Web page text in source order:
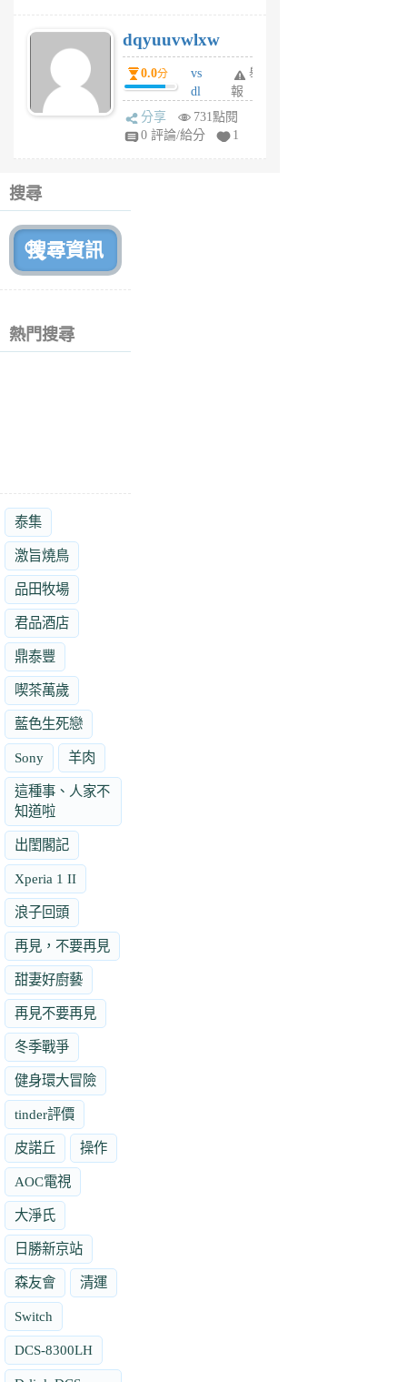
6
個
月
前
dqyuuvwlxw
0.0分
vs
dl
sq
fy
舉
報
分享
731點閱
0 評論/給分
1
搜尋
熱門搜尋
泰集
激旨燒鳥
品田牧場
君品酒店
鼎泰豐
喫茶萬歲
藍色生死戀
Sony 羊肉
這種事、人家不
知道啦
出閨閣記
Xperia 1 II
浪子回頭
再見，不要再見
甜妻好廚藝
再見不要再見
冬季戰爭
健身環大冒險
tinder評價
皮諾丘 操作
AOC電視
大淨氏
日勝新京站
森友會 清運
Switch
DCS-8300LH